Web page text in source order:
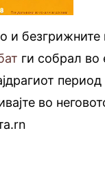
и
ги собрал во
во